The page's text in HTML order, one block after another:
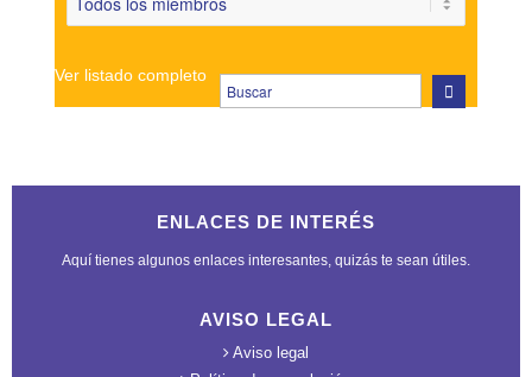
Ver listado completo
ENLACES DE INTERÉS
Aquí tienes algunos enlaces interesantes, quizás te sean útiles.
AVISO LEGAL
Aviso legal